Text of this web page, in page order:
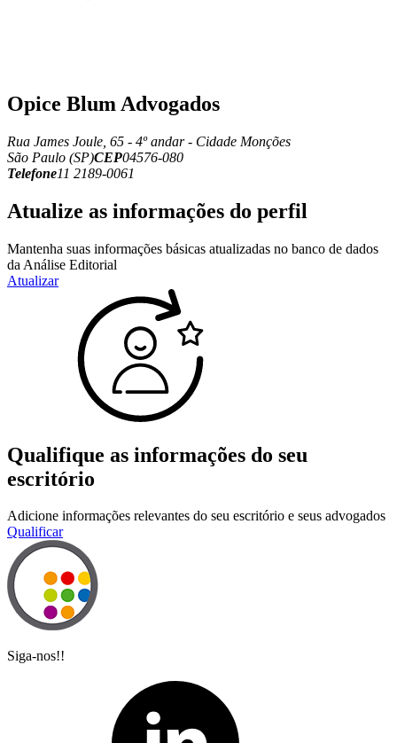
Opice Blum Advogados
Rua James Joule, 65 - 4º andar - Cidade Monções
São Paulo (SP)CEP04576-080
Telefone11 2189-0061
Atualize as informações do perfil
Mantenha suas informações básicas atualizadas no banco de dados
da Análise Editorial
Atualizar
Qualifique as informações do seu
escritório
Adicione informações relevantes do seu escritório e seus advogados
Qualificar
Siga-nos!!